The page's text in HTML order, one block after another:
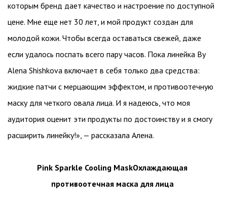
которым бренд дает качество и настроение по доступной
цене. Мне еще нет 30 лет, и мой продукт создан для
молодой кожи. Чтобы всегда оставаться свежей, даже
если удалось поспать всего пару часов. Пока линейка By
Alena Shishkova включает в себя только два средства:
жидкие патчи с мерцающим эффектом, и противоотечную
маску для четкого овала лица. И я надеюсь, что моя
аудитория оценит эти продукты по достоинству и я смогу
расширить линейку!», — рассказала Алена.
Pink Sparkle Cooling MaskОхлаждающая
противоотечная маска для лица